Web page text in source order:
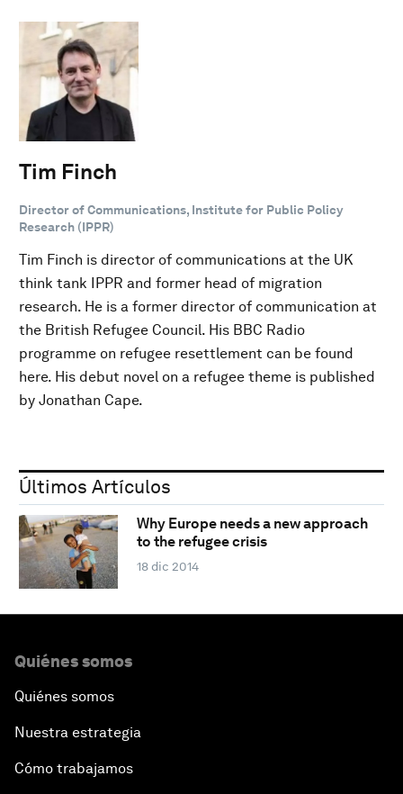
Tim Finch
Director of Communications, Institute for Public Policy
Research (IPPR)
Tim Finch is director of communications at the UK
think tank IPPR and former head of migration
research. He is a former director of communication at
the British Refugee Council. His BBC Radio
programme on refugee resettlement can be found
here. His debut novel on a refugee theme is published
by Jonathan Cape.
Últimos Artículos
Why Europe needs a new approach
to the refugee crisis
18 dic 2014
Quiénes somos
Quiénes somos
Nuestra estrategia
Cómo trabajamos